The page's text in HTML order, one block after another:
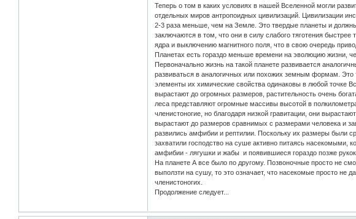
Теперь о том в каких условиях в нашей Вселенной могли
отдельных миров антропоидных цивилизаций. Цивилизации
2-3 раза меньше, чем на Земле. Это твердые планеты и
заключаются в том, что они в силу слабого тяготения
ядра и выключению магнитного поля, что в свою очередь
Планетах есть гораздо меньше времени на эволюцию жизни,
Первоначально жизнь на такой планете развивается
развиваться в аналогичных или похожих земным формам. Это
элементы их химические свойства одинаковы в любой точке
вырастают до огромных размеров, растительность очень
леса представляют огромные массивы высотой в
членистоногие, но благодаря низкой гравитации, они
вырастают до размеров сравнимых с размерами человека и
развились амфибии и рептилии. Поскольку их размеры были
захватили господство на суше активно питаясь
амфибии - лягушки и жабы и появившиеся гораздо позже
На планете А все было по другому. Позвоночные просто не
выползти на сушу, то это означает, что насекомые просто не
членистоногих.
Продолжение следует...